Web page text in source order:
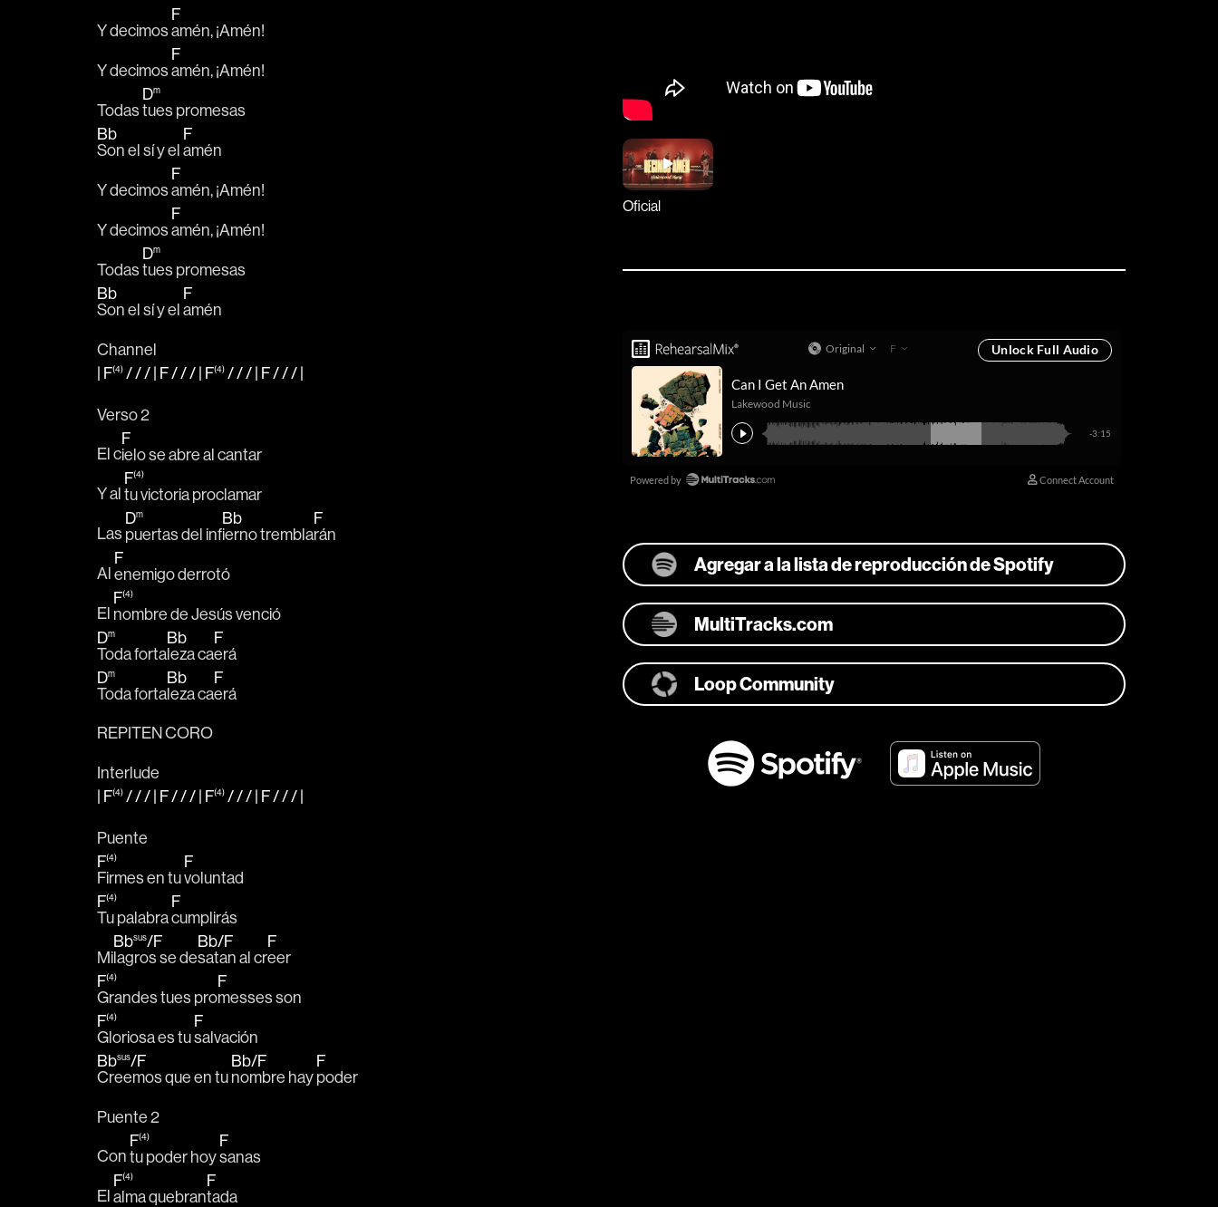
Y decimos
F
amén, ¡Amén!
Y decimos
F
amén, ¡Amén!
Todas
Dm
tues promesas
Bb
Son el sí y el
F
amén
Y decimos
F
amén, ¡Amén!
Y decimos
F
amén, ¡Amén!
Todas
Dm
tues promesas
Bb
Son el sí y el
F
amén
Channel
| F(4) / / / | F/ / / | F(4) / / / | F/ / / |
Verso 2
El c
F
ielo se abre al cantar
Y al
F(4)
tu victoria proclamar
Las
Dm
puertas del inf
Bb
ierno trembla
F
rán
Al
F
enemigo derrotó
El
F(4)
nombre de Jesús venció
Dm
Toda forta
Bb
leza ca
F
erá
Dm
Toda forta
Bb
leza ca
F
erá
REPITEN CORO
Interlude
| F(4) / / / | F/ / / | F(4) / / / | F/ / / |
Puente
F(4)
Firmes en tu
F
voluntad
F(4)
Tu palabra
F
cumplirás
Mi
Bbsus/F
lagros se de
Bb/F
satan al cr
F
eer
F(4)
Grandes tues pro
F
messes son
F(4)
Gloriosa es tu
F
salvación
Bbsus/F
Creemos que en tu
Bb/F
nombre hay
F
poder
Puente 2
Con
F(4)
tu poder hoy
F
sanas
El
F(4)
alma quebran
F
tada
Oficial
Agregar a la lista de reproducción de Spotify
MultiTracks.com
Loop Community